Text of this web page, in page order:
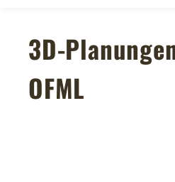
3D-
OFML